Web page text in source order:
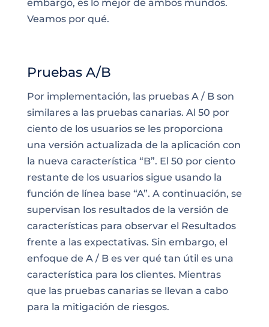
embargo, es lo mejor de ambos mundos.
Veamos por qué.
Pruebas A/B
Por implementación, las pruebas A / B son
similares a las pruebas canarias. Al 50 por
ciento de los usuarios se les proporciona
una versión actualizada de la aplicación con
la nueva característica “B”. El 50 por ciento
restante de los usuarios sigue usando la
función de línea base “A”. A continuación, se
supervisan los resultados de la versión de
características para observar el Resultados
frente a las expectativas. Sin embargo, el
enfoque de A / B es ver qué tan útil es una
característica para los clientes. Mientras
que las pruebas canarias se llevan a cabo
para la mitigación de riesgos.